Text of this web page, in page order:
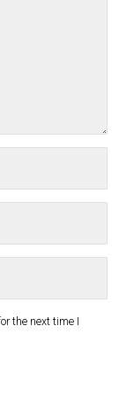
the next time I